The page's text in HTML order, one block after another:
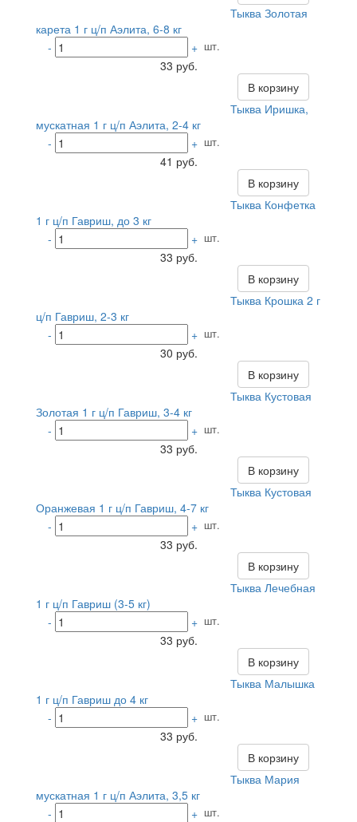
Тыква Золотая
карета 1 г ц/п Аэлита, 6-8 кг
-
+ шт.
33 руб.
В корзину
Тыква Иришка,
мускатная 1 г ц/п Аэлита, 2-4 кг
-
+ шт.
41 руб.
В корзину
Тыква Конфетка
1 г ц/п Гавриш, до 3 кг
-
+ шт.
33 руб.
В корзину
Тыква Крошка 2 г
ц/п Гавриш, 2-3 кг
-
+ шт.
30 руб.
В корзину
Тыква Кустовая
Золотая 1 г ц/п Гавриш, 3-4 кг
-
+ шт.
33 руб.
В корзину
Тыква Кустовая
Оранжевая 1 г ц/п Гавриш, 4-7 кг
-
+ шт.
33 руб.
В корзину
Тыква Лечебная
1 г ц/п Гавриш (3-5 кг)
-
+ шт.
33 руб.
В корзину
Тыква Малышка
1 г ц/п Гавриш до 4 кг
-
+ шт.
33 руб.
В корзину
Тыква Мария
мускатная 1 г ц/п Аэлита, 3,5 кг
-
+ шт.